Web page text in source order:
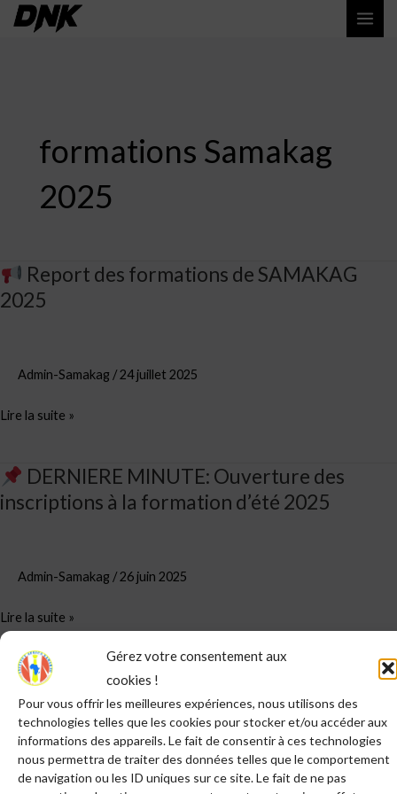
Gérez votre consentement aux
cookies !
Pour vous offrir les meilleures expériences, nous utilisons des
technologies telles que les cookies pour stocker et/ou accéder aux
informations des appareils. Le fait de consentir à ces technologies
nous permettra de traiter des données telles que le comportement
de navigation ou les ID uniques sur ce site. Le fait de ne pas
Aller
Rechercher
RECHERCHER
formations Samakag
2025
Report des formations de SAMAKAG
2025
Admin-Samakag /24 juillet 2025
Report
2025
Lire la suite »
DERNIERE MINUTE: Ouverture des
inscriptions à la formation d’été 2025
Admin-Samakag /26 juin 2025
DERNIERE
à
la
formation
Lire la suite »